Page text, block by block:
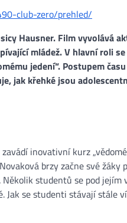
club-zero/prehled/
Hausner. Film vyvolává
mládež. V hlavní roli
jedení“. Postupem
jak křehké jsou
inovativní kurz
brzy začne své žáky
studentů se pod jejím
se studenti stávají stále